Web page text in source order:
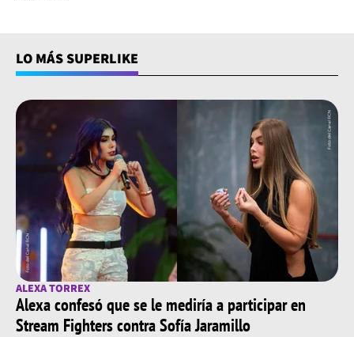
LO MÁS SUPERLIKE
ALEXA TORREX
Alexa confesó que se le mediría a participar en
Stream Fighters contra Sofía Jaramillo